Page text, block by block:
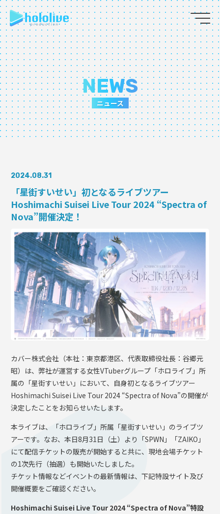
EN
JP
ABOUT
TALENT
NEWS
COLLABORATION
SUPPORT ADVERTISING
OFFICIAL SHOP
HOLODULE
会社概要
プライバシーポリシー
未成年の方々へのお願い
二次創作ガイドライン
よくある質問
サポーターガイドライン
NEWS
ニュース
2024.08.31
「星街すいせい」初となるライブツアー
Hoshimachi Suisei Live Tour 2024 “Spectra of
Nova”開催決定！
カバー株式会社（本社：東京都港区、代表取締役社長：谷郷元
昭）は、弊社が運営する女性VTuberグループ「ホロライブ」所
属の「星街すいせい」において、自身初となるライブツアー
Hoshimachi Suisei Live Tour 2024 “Spectra of Nova”の開催が
決定したことをお知らせいたします。
本ライブは、「ホロライブ」所属「星街すいせい」のライブツ
アーです。なお、本日8月31日（土）より「SPWN」「ZAIKO」
にて配信チケットの販売が開始すると共に、現地会場チケット
の1次先行（抽選）も開始いたしました。
チケット情報などイベントの最新情報は、下記特設サイト及び
開催概要をご確認ください。
Hoshimachi Suisei Live Tour 2024 “Spectra of Nova”特設